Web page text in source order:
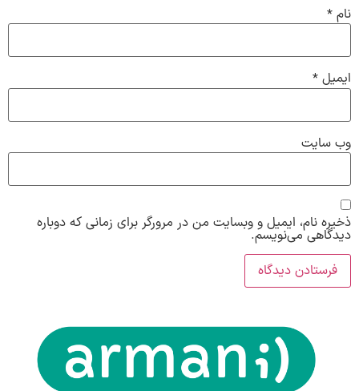
نام *
ایمیل *
وب‌ سایت
ذخیره نام، ایمیل و وبسایت من در مرورگر برای زمانی که دوباره
دیدگاهی می‌نویسم.